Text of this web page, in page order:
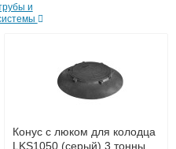
2,7мм
и
Конус с люком для колодца
LKS1050 (серый) 3 тонны